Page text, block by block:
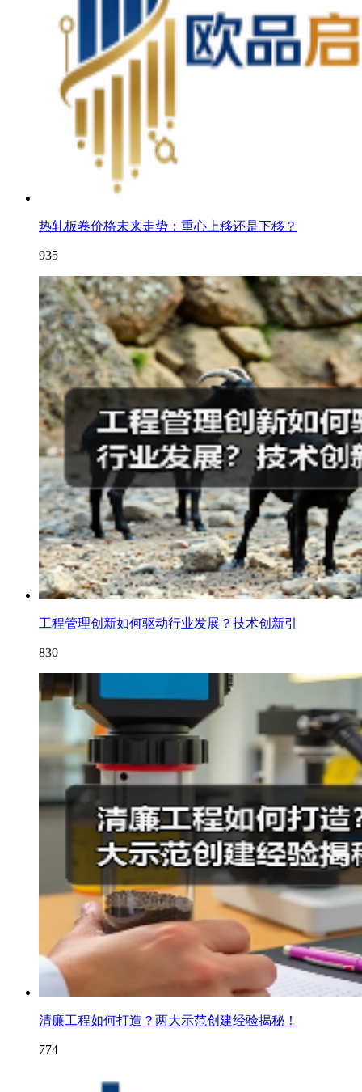
热轧板卷价格未来走势：重心上移还是下移？
935
工程管理创新如何驱动行业发展？技术创新引
830
清廉工程如何打造？两大示范创建经验揭秘！
774